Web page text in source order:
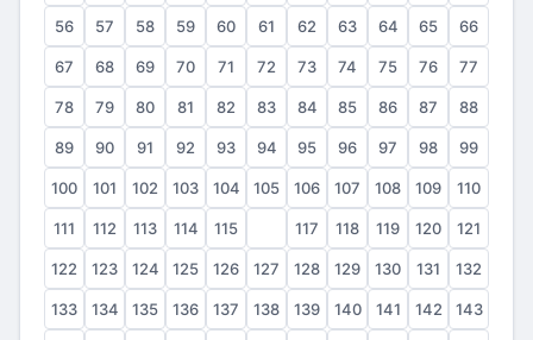
56 57 58 59 60 61 62 63 64 65 66
67 68 69 70 71 72 73 74 75 76 77
78 79 80 81 82 83 84 85 86 87 88
89 90 91 92 93 94 95 96 97 98 99
100 101 102 103 104 105 106 107 108 109 110
111 112 113 114 115 117 118 119 120 121
122 123 124 125 126 127 128 129 130 131 132
133 134 135 136 137 138 139 140 141 142 143